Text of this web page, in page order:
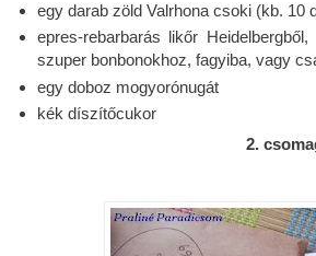
egy darab zöld Valrhona csoki (kb. 10
epres-rebarbarás likőr
szuper bonbonokhoz, fagyiba, vagy
egy doboz mogyorónugát
kék díszítőcukor
2.